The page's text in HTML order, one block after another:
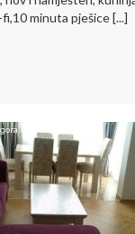
minuta pješice [...]